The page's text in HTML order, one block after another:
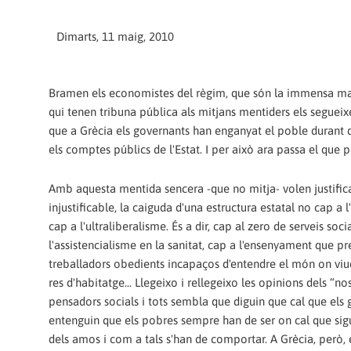
Dimarts, 11 maig, 2010
Bramen els economistes del règim, que són la immensa
qui tenen tribuna pública als mitjans mentiders els
que a Grècia els governants han enganyat el poble durant
els comptes públics de l'Estat. I per això ara passa el que
Amb aquesta mentida sencera -que no mitja- volen
injustificable, la caiguda d'una estructura estatal no cap a
cap a l'ultraliberalisme. És a dir, cap al zero de serveis
l'assistencialisme en la sanitat, cap a l'ensenyament que
treballadors obedients incapaços d'entendre el món on
res d'habitatge... Llegeixo i rellegeixo les opinions dels
pensadors socials i tots sembla que diguin que cal que els
entenguin que els pobres sempre han de ser on cal que
dels amos i com a tals s'han de comportar. A Grècia, però,